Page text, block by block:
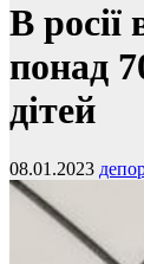
В
понад
дітей
08.01.2023